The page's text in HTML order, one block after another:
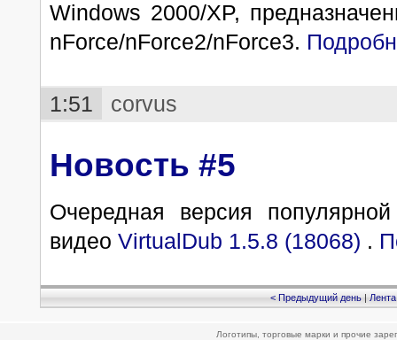
Windows 2000/XP,
nForce/nForce2/nForce3.
1:51 corvus
Новость #5
Очередная версия
видео VirtualDub 1.5.8 (18068) .
< Предыдущий день|Лента
Логотипы, торговые марки и прочие